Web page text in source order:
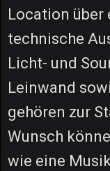
Location über
technische
Licht- und
Leinwand
gehören zur
Wunsch
wie eine